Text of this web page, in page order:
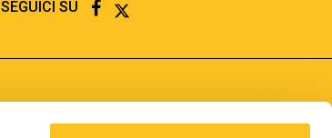
SEGUICI SU FACEBOOK
TWITTER